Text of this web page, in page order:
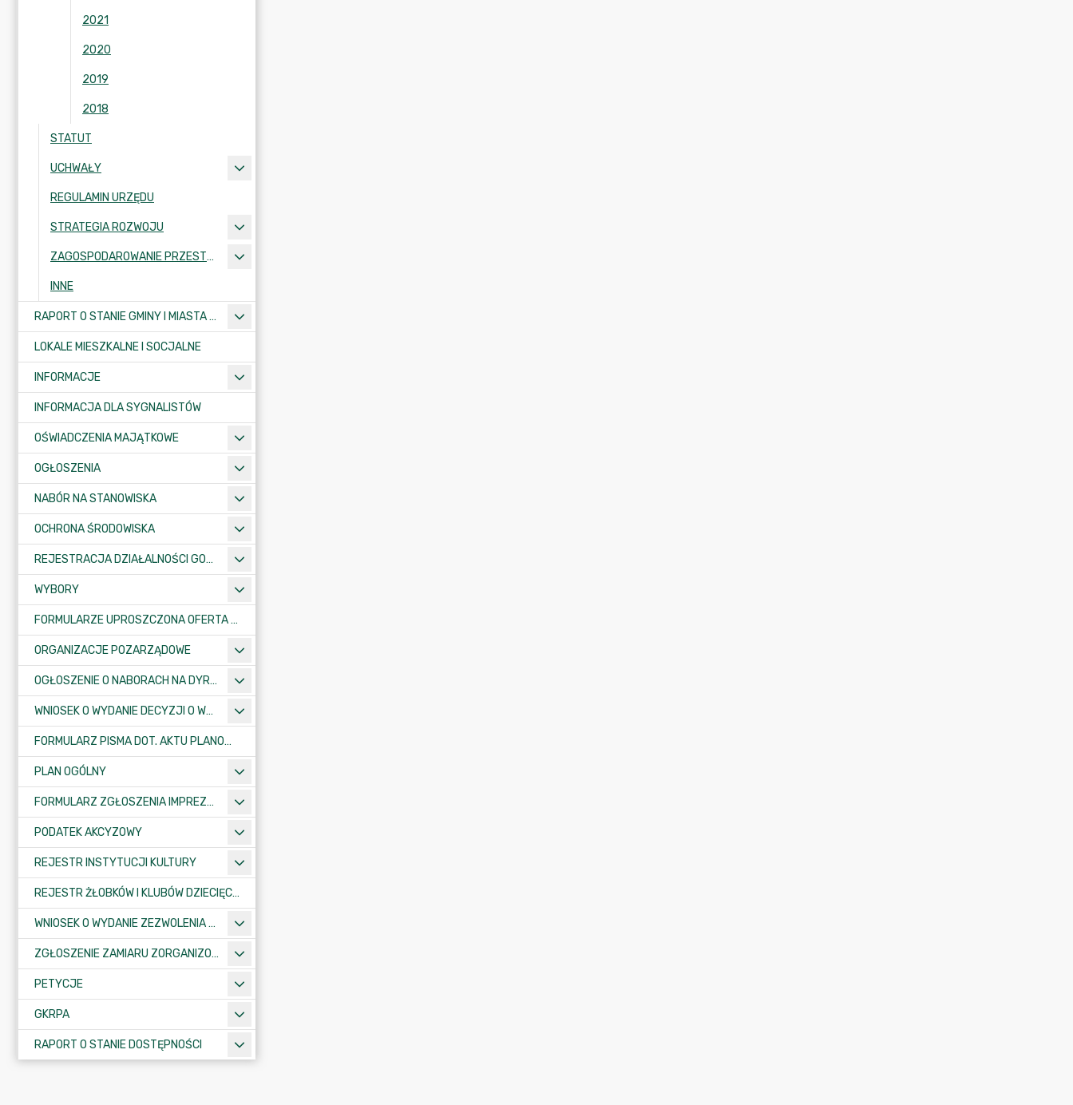
2021
2020
2019
2018
STATUT
UCHWAŁY
REGULAMIN URZĘDU
STRATEGIA ROZWOJU
ZAGOSPODAROWANIE PRZESTRZENNE
INNE
RAPORT O STANIE GMINY I MIASTA KRAJENKA
LOKALE MIESZKALNE I SOCJALNE
INFORMACJE
INFORMACJA DLA SYGNALISTÓW
OŚWIADCZENIA MAJĄTKOWE
OGŁOSZENIA
NABÓR NA STANOWISKA
OCHRONA ŚRODOWISKA
REJESTRACJA DZIAŁALNOŚCI GOSPODARCZEJ
WYBORY
FORMULARZE UPROSZCZONA OFERTA WYKONANIA ZADANIA PUBLICZNEGO
ORGANIZACJE POZARZĄDOWE
OGŁOSZENIE O NABORACH NA DYREKTORÓW PLACÓWEK OŚWIATOWYCH
WNIOSEK O WYDANIE DECYZJI O WARUNKACH ZABUDOWY/O USTALENIE INWESTYCJI CELU PUBLICZNEGO
FORMULARZ PISMA DOT. AKTU PLANOWANIA PRZESTRZENNEGO
PLAN OGÓLNY
FORMULARZ ZGŁOSZENIA IMPREZY SPORTOWO-REKREACYJNEJ, ARTYSTYCZNEJ LUB ROZRYWKOWEJ
PODATEK AKCYZOWY
REJESTR INSTYTUCJI KULTURY
REJESTR ŻŁOBKÓW I KLUBÓW DZIECIĘCYCH
WNIOSEK O WYDANIE ZEZWOLENIA NA ZAJĘCIE PASA DROGOWEGO
ZGŁOSZENIE ZAMIARU ZORGANIZOWANIA ZGROMADZENIA
PETYCJE
GKRPA
RAPORT O STANIE DOSTĘPNOŚCI